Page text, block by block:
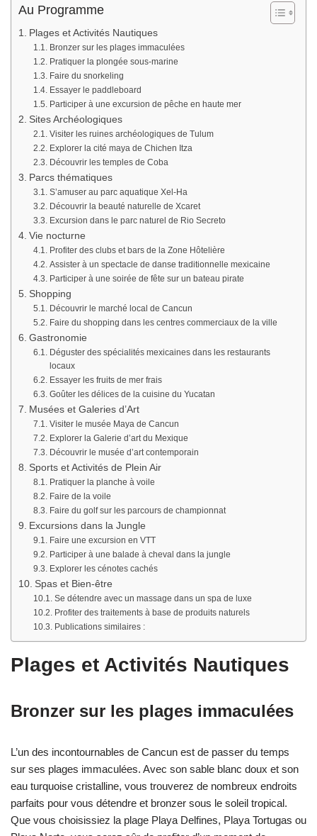
Au Programme
Plages et Activités Nautiques
Bronzer sur les plages immaculées
Pratiquer la plongée sous-marine
Faire du snorkeling
Essayer le paddleboard
Participer à une excursion de pêche en haute mer
Sites Archéologiques
Visiter les ruines archéologiques de Tulum
Explorer la cité maya de Chichen Itza
Découvrir les temples de Coba
Parcs thématiques
S’amuser au parc aquatique Xel-Ha
Découvrir la beauté naturelle de Xcaret
Excursion dans le parc naturel de Rio Secreto
Vie nocturne
Profiter des clubs et bars de la Zone Hôtelière
Assister à un spectacle de danse traditionnelle mexicaine
Participer à une soirée de fête sur un bateau pirate
Shopping
Découvrir le marché local de Cancun
Faire du shopping dans les centres commerciaux de la ville
Gastronomie
Déguster des spécialités mexicaines dans les restaurants
locaux
Essayer les fruits de mer frais
Goûter les délices de la cuisine du Yucatan
Musées et Galeries d’Art
Visiter le musée Maya de Cancun
Explorer la Galerie d’art du Mexique
Découvrir le musée d’art contemporain
Sports et Activités de Plein Air
Pratiquer la planche à voile
Faire de la voile
Faire du golf sur les parcours de championnat
Excursions dans la Jungle
Faire une excursion en VTT
Participer à une balade à cheval dans la jungle
Explorer les cénotes cachés
Spas et Bien-être
Se détendre avec un massage dans un spa de luxe
Profiter des traitements à base de produits naturels
Publications similaires :
Plages et Activités Nautiques
Bronzer sur les plages immaculées
L’un des incontournables de Cancun est de passer du temps
sur ses plages immaculées. Avec son sable blanc doux et son
eau turquoise cristalline, vous trouverez de nombreux endroits
parfaits pour vous détendre et bronzer sous le soleil tropical.
Que vous choisissiez la plage Playa Delfines, Playa Tortugas ou